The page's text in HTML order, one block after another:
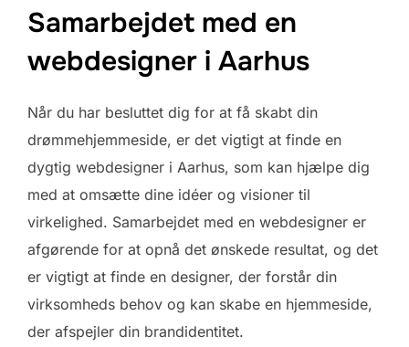
Samarbejdet med en
webdesigner i Aarhus
Når du har besluttet dig for at få skabt din
drømmehjemmeside, er det vigtigt at finde en
dygtig webdesigner i Aarhus, som kan hjælpe dig
med at omsætte dine idéer og visioner til
virkelighed. Samarbejdet med en webdesigner er
afgørende for at opnå det ønskede resultat, og det
er vigtigt at finde en designer, der forstår din
virksomheds behov og kan skabe en hjemmeside,
der afspejler din brandidentitet.